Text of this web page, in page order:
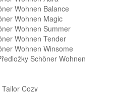
Wohnen Balance
Wohnen Magic
Wohnen Summer
Wohnen Tender
Wohnen Winsome
Schöner Wohnen
Cozy